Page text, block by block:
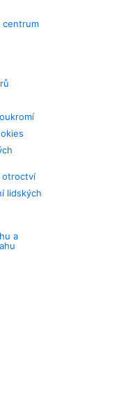
centrum
otroctví
lidských
a